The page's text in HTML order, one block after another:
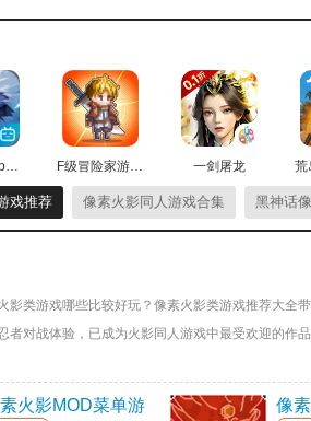
数百个部件修改您的汽车动力学;
面上和赛车一起奔跑；
别好，高速完全不虚；
把你完善的更好。
过终点线。
玩家需要不断地尝试。
择，以达到最佳的性能提升效果。
时空猎人3b站版 F级冒险家游戏最新版 一剑屠龙
戏推荐 像素火影同人游戏合集 黑神话
影类游戏哪些比较好玩？像素火影类游戏推荐大全
者对战体验，已成为火影同人游戏中最受欢迎的作
火影MOD菜单游
像